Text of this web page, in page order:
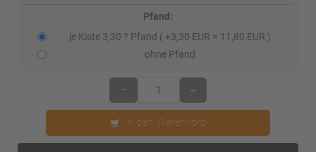
Pfand:
je Kiste 3,30 ? Pfand ( +3,30 EUR = 11,80 EUR )
ohne Pfand
– +
In den Warenkorb